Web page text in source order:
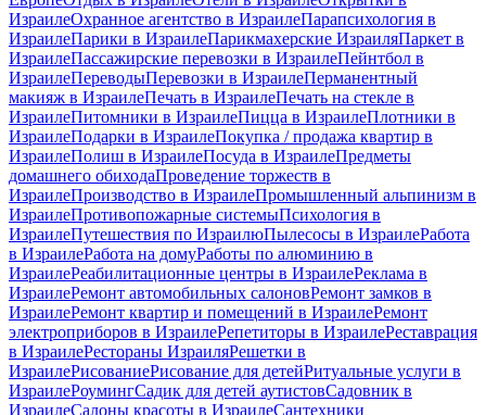
ИзраилеОхранное агентство в ИзраилеПарапсихология в
ИзраилеПарики в ИзраилеПарикмахерские ИзраиляПаркет в
ИзраилеПассажирские перевозки в ИзраилеПейнтбол в
ИзраилеПереводыПеревозки в ИзраилеПерманентный
макияж в ИзраилеПечать в ИзраилеПечать на стекле в
ИзраилеПитомники в ИзраилеПицца в ИзраилеПлотники в
ИзраилеПодарки в ИзраилеПокупка / продажа квартир в
ИзраилеПолиш в ИзраилеПосуда в ИзраилеПредметы
домашнего обиходаПроведение торжеств в
ИзраилеПроизводство в ИзраилеПромышленный альпинизм в
ИзраилеПротивопожарные системыПсихология в
ИзраилеПутешествия по ИзраилюПылесосы в ИзраилеРабота
в ИзраилеРабота на домуРаботы по алюминию в
ИзраилеРеабилитационные центры в ИзраилеРеклама в
ИзраилеРемонт автомобильных салоновРемонт замков в
ИзраилеРемонт квартир и помещений в ИзраилеРемонт
электроприборов в ИзраилеРепетиторы в ИзраилеРеставрация
в ИзраилеРестораны ИзраиляРешетки в
ИзраилеРисованиеРисование для детейРитуальные услуги в
ИзраилеРоумингСадик для детей аутистовСадовник в
ИзраилеСалоны красоты в ИзраилеСантехники